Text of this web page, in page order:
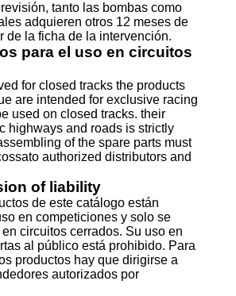
tanto las bombas como
adquieren otros 12 meses de
de la ficha de la intervención.
para el uso en circuitos
for closed tracks the products
are intended for exclusive racing
used on closed tracks. their
highways and roads is strictly
of the spare parts must
authorized distributors and
of liability
de este catálogo están
en competiciones y solo se
circuitos cerrados. Su uso en
al público está prohibido. Para
productos hay que dirigirse a
autorizados por